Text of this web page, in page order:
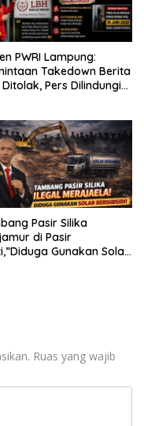
PWRI Lampung:
Takedown Berita
Pers Dilindungi
Pasir Silika
di Pasir
Gunakan Solar
Ruas yang wajib